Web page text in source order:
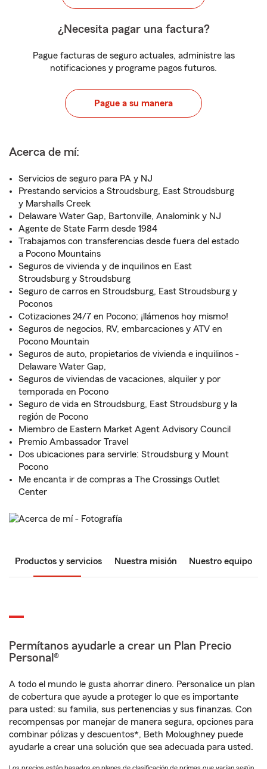
¿Necesita pagar una factura?
Pague facturas de seguro actuales, administre las
notificaciones y programe pagos futuros.
Pague a su manera
Acerca de mí:
Servicios de seguro para PA y NJ
Prestando servicios a Stroudsburg, East Stroudsburg
y Marshalls Creek
Delaware Water Gap, Bartonville, Analomink y NJ
Agente de State Farm desde 1984
Trabajamos con transferencias desde fuera del estado
a Pocono Mountains
Seguros de vivienda y de inquilinos en East
Stroudsburg y Stroudsburg
Seguro de carros en Stroudsburg, East Stroudsburg y
Poconos
Cotizaciones 24/7 en Pocono; ¡llámenos hoy mismo!
Seguros de negocios, RV, embarcaciones y ATV en
Pocono Mountain
Seguros de auto, propietarios de vivienda e inquilinos -
Delaware Water Gap,
Seguros de viviendas de vacaciones, alquiler y por
temporada en Pocono
Seguro de vida en Stroudsburg, East Stroudsburg y la
región de Pocono
Miembro de Eastern Market Agent Advisory Council
Premio Ambassador Travel
Dos ubicaciones para servirle: Stroudsburg y Mount
Pocono
Me encanta ir de compras a The Crossings Outlet
Center
Productos y servicios Nuestra misión Nuestro equipo
Permítanos ayudarle a crear un Plan Precio
Personal®
A todo el mundo le gusta ahorrar dinero. Personalice un plan
de cobertura que ayude a proteger lo que es importante
para usted: su familia, sus pertenencias y sus finanzas. Con
recompensas por manejar de manera segura, opciones para
combinar pólizas y descuentos*, Beth Moloughney puede
ayudarle a crear una solución que sea adecuada para usted.